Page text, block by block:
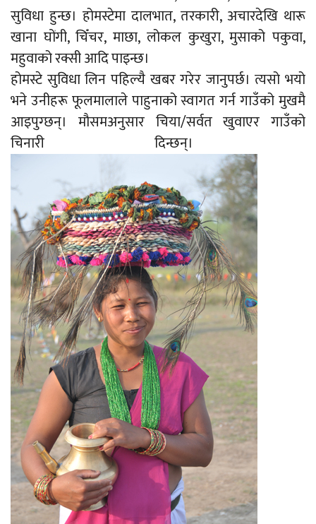
सुविधा हुन्छ। होमस्टेमा दालभात, तरकारी, अचारदेखि थारू
खाना घोंगी, चिँचर, माछा, लोकल कुखुरा, मुसाको पकुवा,
महुवाको रक्सी आदि पाइन्छ।
होमस्टे सुविधा लिन पहिल्यै खबर गरेर जानुपर्छ। त्यसो भयो
भने उनीहरू फूलमालाले पाहुनाको स्वागत गर्न गाउँको मुखमै
आइपुग्छन्। मौसमअनुसार चिया/सर्वत खुवाएर गाउँको
चिनारी दिन्छन्।